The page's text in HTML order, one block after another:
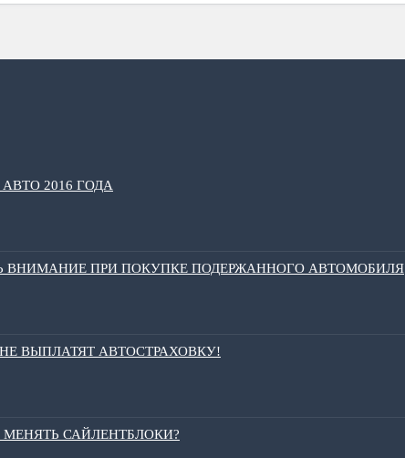
2016 ГОДА
ВНИМАНИЕ ПРИ ПОКУПКЕ ПОДЕРЖАННОГО АВТОМОБИЛЯ
ВЫПЛАТЯТ АВТОСТРАХОВКУ!
САЙЛЕНТБЛОКИ?